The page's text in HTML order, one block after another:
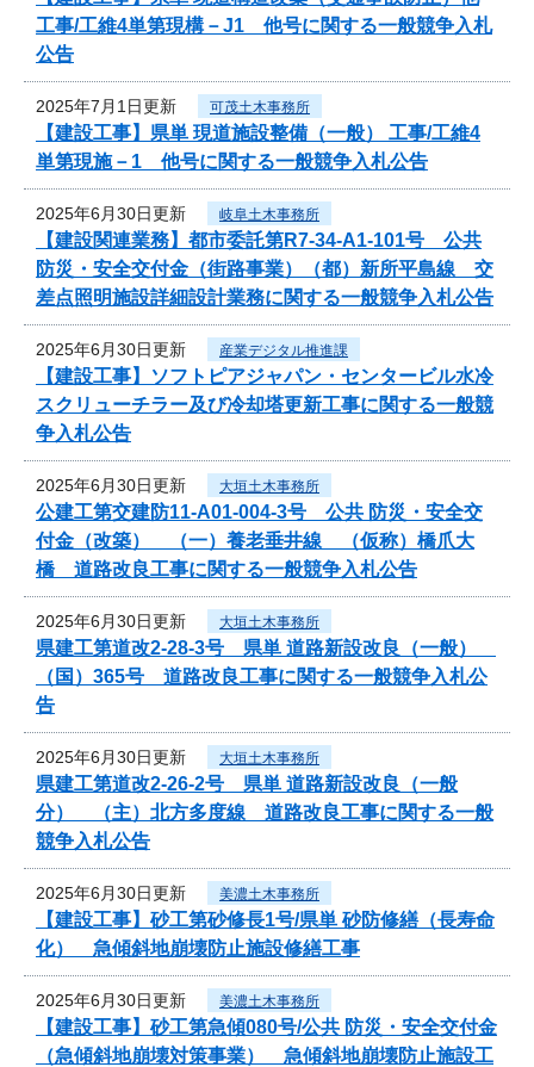
工事/工維4単第現構－J1 他号に関する一般競争入札
公告
2025年7月1日更新 可茂土木事務所
【建設工事】県単 現道施設整備（一般） 工事/工維4
単第現施－1 他号に関する一般競争入札公告
2025年6月30日更新 岐阜土木事務所
【建設関連業務】都市委託第R7-34-A1-101号 公共
防災・安全交付金（街路事業）（都）新所平島線 交
差点照明施設詳細設計業務に関する一般競争入札公告
2025年6月30日更新 産業デジタル推進課
【建設工事】ソフトピアジャパン・センタービル水冷
スクリューチラー及び冷却塔更新工事に関する一般競
争入札公告
2025年6月30日更新 大垣土木事務所
公建工第交建防11-A01-004-3号 公共 防災・安全交
付金（改築） （一）養老垂井線 （仮称）橋爪大
橋 道路改良工事に関する一般競争入札公告
2025年6月30日更新 大垣土木事務所
県建工第道改2-28-3号 県単 道路新設改良（一般）
（国）365号 道路改良工事に関する一般競争入札公
告
2025年6月30日更新 大垣土木事務所
県建工第道改2-26-2号 県単 道路新設改良（一般
分） （主）北方多度線 道路改良工事に関する一般
競争入札公告
2025年6月30日更新 美濃土木事務所
【建設工事】砂工第砂修長1号/県単 砂防修繕（長寿命
化） 急傾斜地崩壊防止施設修繕工事
2025年6月30日更新 美濃土木事務所
【建設工事】砂工第急傾080号/公共 防災・安全交付金
（急傾斜地崩壊対策事業） 急傾斜地崩壊防止施設工